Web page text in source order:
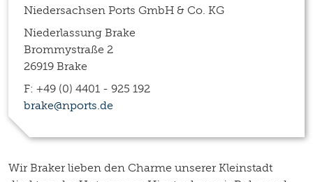
Wir Braker lieben den Charme unserer Kleinstadt
Niedersachsen Ports GmbH & Co. KG
Niederlassung Brake
Brommystraße 2
26919 Brake
F: +49 (0) 4401 - 925 192
brake@nports.de